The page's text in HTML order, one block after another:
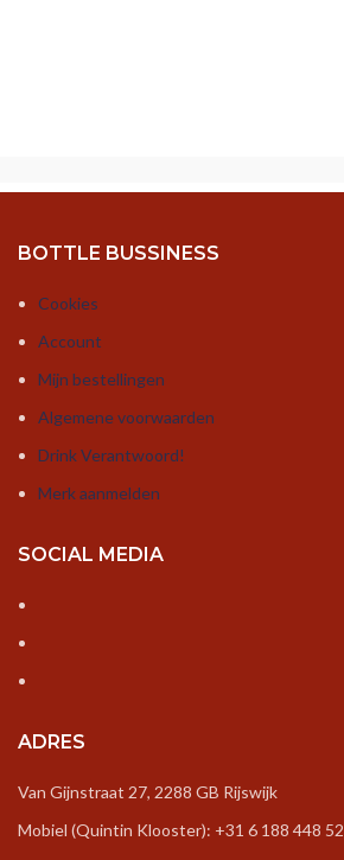
BOTTLE BUSSINESS
Cookies
Account
Mijn bestellingen
Algemene voorwaarden
Drink Verantwoord!
Merk aanmelden
SOCIAL MEDIA
ADRES
Van Gijnstraat 27, 2288 GB Rijswijk
Mobiel (Quintin Klooster): +31 6 188 448 52